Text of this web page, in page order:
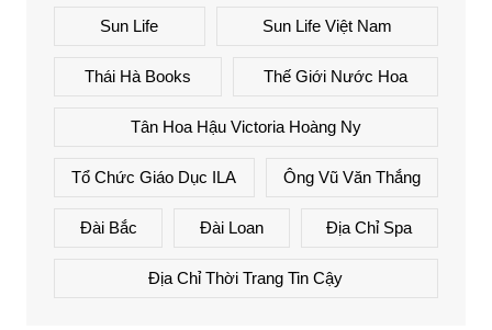
Sun Life Sun Life Việt Nam
Thái Hà Books Thế Giới Nước Hoa
Tân Hoa Hậu Victoria Hoàng Ny
Tổ Chức Giáo Dục ILA Ông Vũ Văn Thắng
Đài Bắc Đài Loan Địa Chỉ Spa
Địa Chỉ Thời Trang Tin Cậy